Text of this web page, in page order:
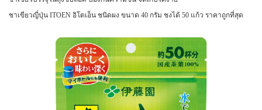
ชาเขียวอิโตเอ็น ชนิดซองปิรามิด ผสม
มัทฉะจากอุจิ เกียวโต
ชาเขียวญี่ปุ่น ITOEN อิโตเอ็น ชนิดผง
16 ซองเล็ก (แบบพกพา)
ชาเขียวญี่ปุ่น ITOEN อิโตเอ็น ชนิดผง ขนาด 40 กรัม ชงได้ 50 แก้ว ราคาถูกที่สุด